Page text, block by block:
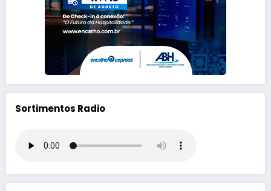
Sortimentos Radio